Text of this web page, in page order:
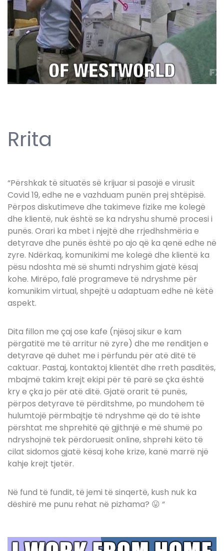
Rrita
“Përshkak të situatës së krijuar si pasojë e virusit
Covid 19, edhe ne e vazhduam punën prej shtëpisë.
Përpos diskutimeve dhe takimeve fizike me kolegë
dhe klientë, nuk është se ka ndryshu shumë procesi i
punës. Orari ka mbet i njejtë dhe rrjedhshmëria e
detyrave dhe punës është po ajo që ka qenë edhe në
zyre. Ndërkaq, komunikimi me kolegë dhe klientë ka
pësu ndoshta më së shumti ndryshim gjatë kësaj
kohe. Mirëpo, falë programeve të ndryshme për
komunikim virtual, shpejtë u adaptuam edhe në këtë
aspekt.
Dita fillon me çaj ose kafe (njësoj sikur e kam
përgatitë me të arritur në zyre) dhe me renditjen e
detyrave që duhet me i përfundu për atë ditë të
caktuar. Pastaj, kontaktoj klientët dhe rreth pasditës,
mbajmë takim krejt ekipi për të parë se çka është
kry e çka jo për atë ditë. Gjatë orarit të punës,
përpos detyrave të përditshme, po mundohem të
hulumtojë përmbajtje të ndryshme që do të ishte
përshtat me shprehitë që gjithnjë e më shumë po
ndryshojnë tek përdoruesit online, shprehi këto të
cilat sidomos gjatë kësaj kohe krize, kanë marrë një
kahje krejt tjetër.
Në fund të fundit, të jemi të sinqertë, kush nuk ka
dëshirë me punu rehat në pizhama? 😛 “